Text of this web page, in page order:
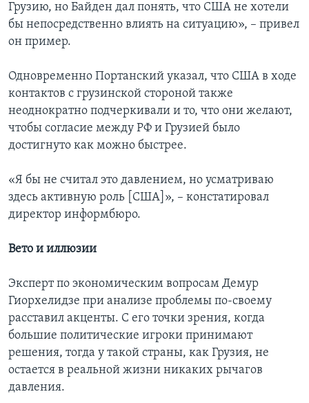
Грузию, но Байден дал понять, что США не хотели
бы непосредственно влиять на ситуацию», – привел
он пример.
Одновременно Портанский указал, что США в ходе
контактов с грузинской стороной также
неоднократно подчеркивали и то, что они желают,
чтобы согласие между РФ и Грузией было
достигнуто как можно быстрее.
«Я бы не считал это давлением, но усматриваю
здесь активную роль [США]», – констатировал
директор информбюро.
Вето и иллюзии
Эксперт по экономическим вопросам Демур
Гиорхелидзе при анализе проблемы по-своему
расставил акценты. С его точки зрения, когда
большие политические игроки принимают
решения, тогда у такой страны, как Грузия, не
остается в реальной жизни никаких рычагов
давления.